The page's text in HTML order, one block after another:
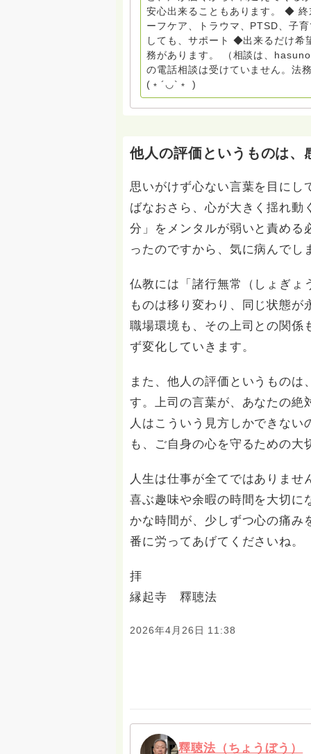
校DV授業 10年間 保育 教育の現場
とがあれば 幸いです。 いつも あなたとともに。南無阿弥陀仏 ここでは、宗旨を問いませ
ん。 まずは、ひとりで抱え込まな
miehimeyo@gmail.com ※時間を割いて、あなたに向き合っています。 ですので、過去の質
問へのお返事がない方には、応え
援も宜しくお願いします。 ※個別相談は、hasunohaオンライン相談より受け付けていま
す。お寺への いきなりの電話相談
ください。 法務を優先させてくだ
安心出来ることもあります。 ◆ 終
ーフケア、トラウマ、PTSD、子
しても、サポート ◆出来るだけ希
務があります。 （相談は、
の電話相談は受けていません。法
(﹡´◡`﹡ )
他人の評価というものは、
思いがけず心ない言葉を目にし
ばなおさら、心が大きく揺れ動
分」をメンタルが弱いと責める
ったのですから、気に病んでし
仏教には「諸行無常（しょぎょ
ものは移り変わり、同じ状態
職場環境も、その上司との関係
ず変化していきます。
また、他人の評価というもの
す。上司の言葉が、あなたの絶
人はこういう見方しかできない
も、ご自身の心を守るための大
人生は仕事が全てではありま
喜ぶ趣味や余暇の時間を大切に
かな時間が、少しずつ心の痛み
番に労ってあげてくださいね。
拝
縁起寺 釋聴法
2026年4月26日 11:38
釋聴法（ちょうぼう）